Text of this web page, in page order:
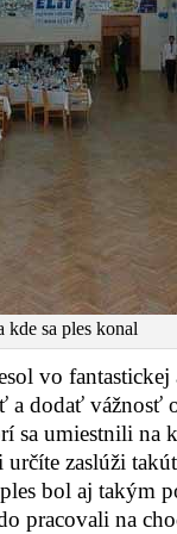
kde sa ples konal
vo
a dodať vážnosť
sa umiestnili na
určíte zaslúži
bol aj takým
pracovali na